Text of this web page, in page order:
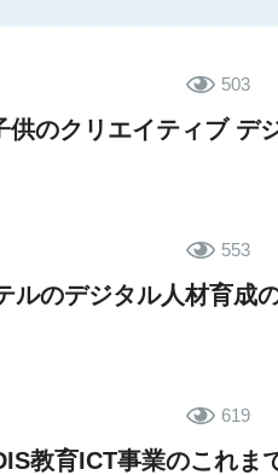
503
のクリエイティブ デ
553
のデジタル人材育成
619
教育ICT事業のこれま